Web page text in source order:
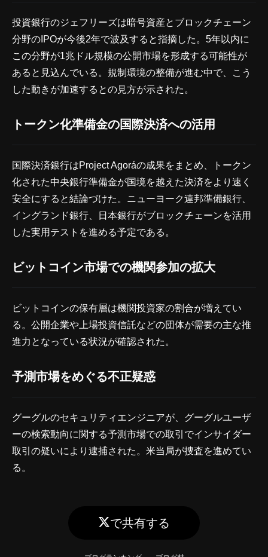
投資銀行のジェフリーズは暗号資産とブロックチェーン
分野のIPOが今後2年で波及すると指摘した。5年以内に
この分野が1兆ドル規模の公開市場を形成する可能性が
あると見込んでいる。規制環境の整備が進む中で、こう
した動きが加速するとの見方が示された。
トークン化準備金の国際決済への活用
国際決済銀行はProject Agoráの成果をまとめ、トークン
化された中央銀行準備金が国境を越えた決済をより速く
安全にすると結論づけた。ニューヨーク連邦準備銀行、
イングランド銀行、日本銀行がブロックチェーンを活用
した実用テストを進める予定である。
ビットコイン市場での機関参加の拡大
ビットコインの保有層は機関投資家の割合が増えてい
る。公開企業や上場投資信託などの団体が需要の主な推
進力となっている状況が確認された。
予測市場をめぐる不正疑惑
グーグルのセキュリティエンジニアが、グーグルユーザ
ーの検索動向に関する予測市場での取引でインサイダー
取引の疑いにより逮捕された。米当局が捜査を進めてい
る。
で共有する